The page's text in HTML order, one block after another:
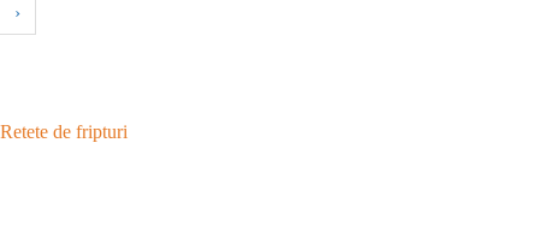
›
Retete de fripturi